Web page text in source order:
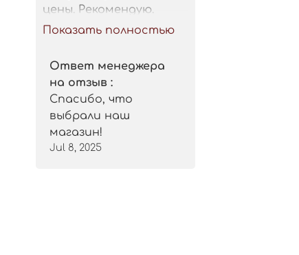
цены. Рекомендую.
Показать полностью
Ответ менеджера
на отзыв :
Спасибо, что
выбрали наш
магазин!
Jul 8, 2025